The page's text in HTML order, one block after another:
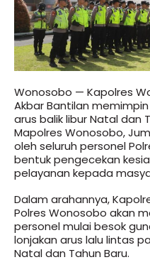
Wonosobo — Kapolres
Akbar Bantilan
arus balik libur Natal dan
Mapolres Wonosobo,
oleh seluruh personel
bentuk pengecekan
pelayanan kepada
Dalam arahannya,
Polres Wonosobo akan
personel mulai besok
lonjakan arus lalu lintas
Natal dan Tahun Baru.